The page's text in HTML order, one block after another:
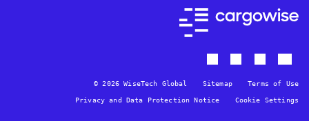
© 2026 WiseTech Global Sitemap Terms of Use
Privacy and Data Protection Notice Cookie Settings